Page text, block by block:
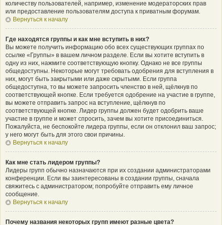
количеству пользователей, например, изменение модераторских прав
или предоставление пользователям доступа к приватным форумам.
Вернуться к началу
Где находятся группы и как мне вступить в них?
Вы можете получить информацию обо всех существующих группах по
ссылке «Группы» в вашем личном разделе. Если вы хотите вступить в
одну из них, нажмите соответствующую кнопку. Однако не все группы
общедоступны. Некоторые могут требовать одобрения для вступления в
них, могут быть закрытыми или даже скрытыми. Если группа
общедоступна, то вы можете запросить членство в ней, щёлкнув по
соответствующей кнопке. Если требуется одобрение на участие в группе,
вы можете отправить запрос на вступление, щёлкнув по
соответствующей кнопке. Лидер группы должен будет одобрить ваше
участие в группе и может спросить, зачем вы хотите присоединиться.
Пожалуйста, не беспокойте лидера группы, если он отклонил ваш запрос;
у него могут быть для этого свои причины.
Вернуться к началу
Как мне стать лидером группы?
Лидеры групп обычно назначаются при их создании администраторами
конференции. Если вы заинтересованы в создании группы, сначала
свяжитесь с администратором; попробуйте отправить ему личное
сообщение.
Вернуться к началу
Почему названия некоторых групп имеют разные цвета?